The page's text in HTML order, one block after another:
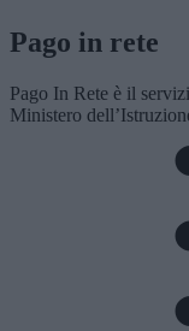
Pago in rete
Pago In Rete è il
Ministero